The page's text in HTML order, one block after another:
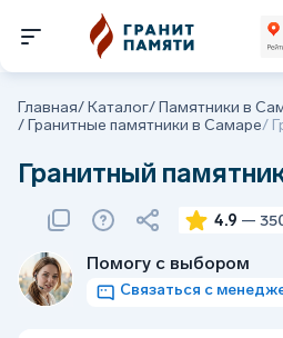
Главная/Каталог/Памятники в
/Гранитные памятники в Самаре/
Гранитный
4.9 —
Помогу с выбором
Связаться с